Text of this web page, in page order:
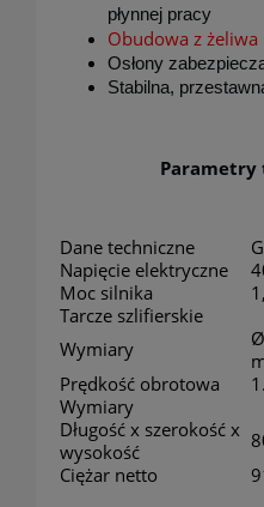
płynnej pracy
Obudowa z żeliwa
Osłony
Stabilna,
Parametry
Dane techniczne
Napięcie elektryczne
Moc silnika
Tarcze szlifierskie
Wymiary
Prędkość obrotowa
Wymiary
Długość x szerokość x
wysokość
Ciężar netto